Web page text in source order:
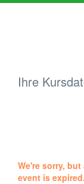
Ihre
We're sorry,
event is expired.